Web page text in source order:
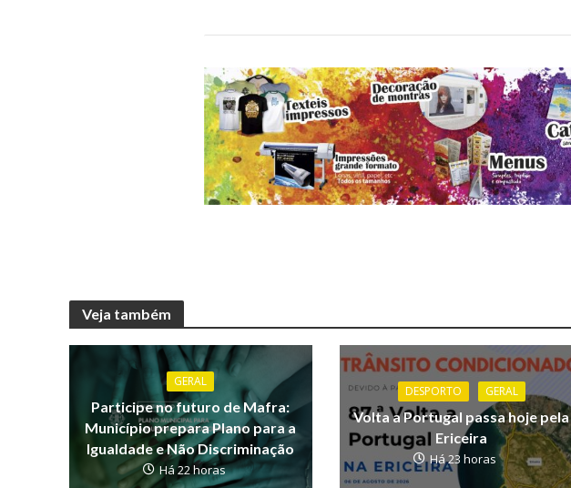
Veja também
GERAL
Participe no futuro de Mafra:
Município prepara Plano para a
Igualdade e Não Discriminação
Há 22 horas
DESPORTO GERAL
Volta a Portugal passa hoje pela
Ericeira
Há 23 horas